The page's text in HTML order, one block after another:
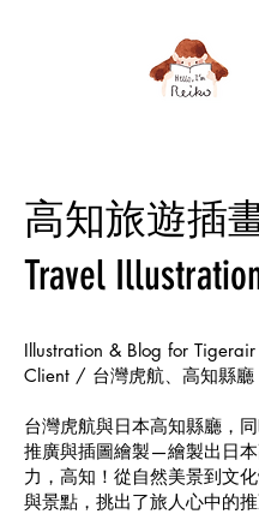
高知旅遊插畫
Travel
Illustration & Blog for
Client / 台灣虎航、高知縣廳
台灣虎航與日本高知縣廳，
推廣與插圖繪製—繪製出日
力，高知！從自然美景到文
與景點，挑出了旅人心中的